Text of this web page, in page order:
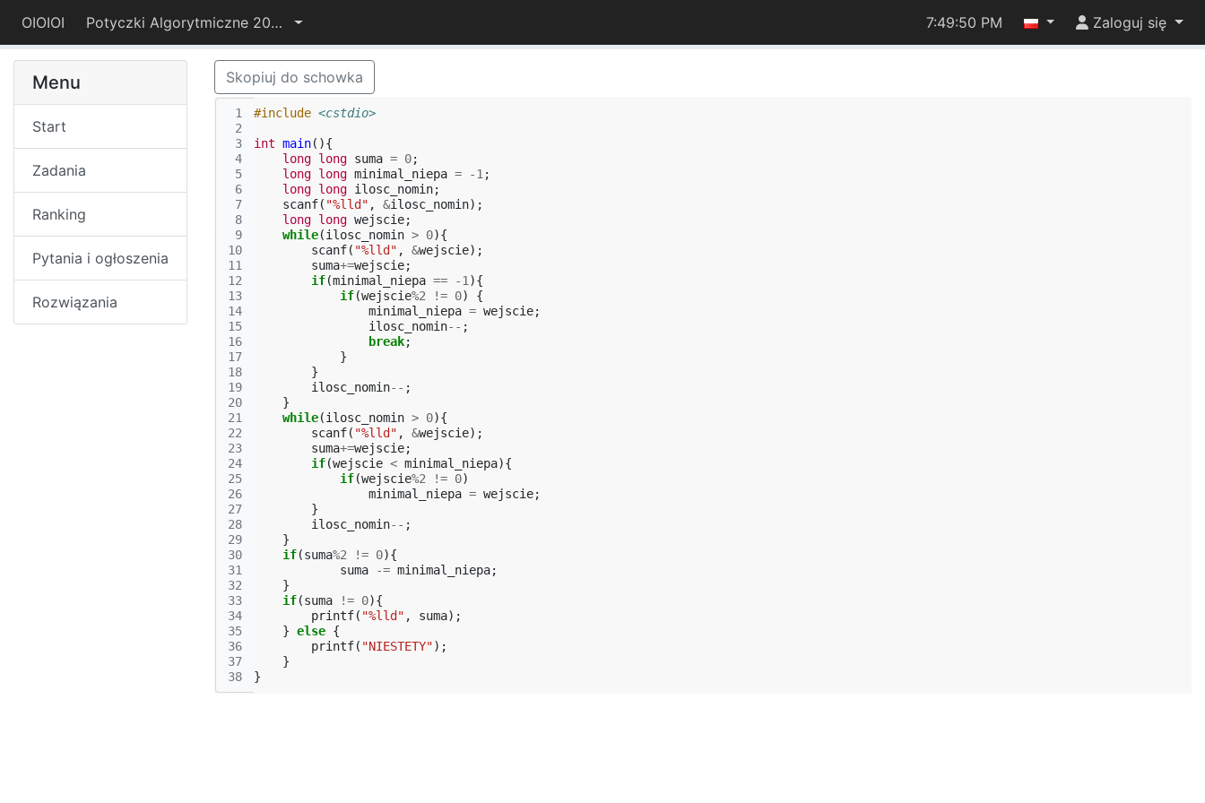
OIOIOI Potyczki Algorytmiczne 2015 7:49:50 PM Zaloguj się
Menu
Start
Zadania
Ranking
Pytania i ogłoszenia
Rozwiązania
Skopiuj do schowka
1
2
3
4
5
6
7
8
9
10
11
12
13
14
15
16
17
18
19
20
21
22
23
24
25
26
27
28
29
30
31
32
33
34
35
36
37
38
#include <cstdio>
int main(){
long long suma = 0;
long long minimal_niepa = -1 ;
long long ilosc_nomin;
scanf( "%lld" , &ilosc_nomin);
long long wejscie;
while(ilosc_nomin > 0){
scanf( "%lld" , &wejscie);
suma+=wejscie;
if(minimal_niepa == -1 ){
if(wejscie%2 != 0)
{
minimal_niepa = wejscie;
ilosc_nomin-- ;
break;
}
}
ilosc_nomin-- ;
}
while(ilosc_nomin > 0){
scanf( "%lld" , &wejscie);
suma+=wejscie;
if(wejscie < minimal_niepa){
if(wejscie%2 != 0)
minimal_niepa = wejscie;
}
ilosc_nomin-- ;
}
if(suma%2 != 0){
suma
-= minimal_niepa;
}
if(suma != 0){
printf( "%lld" , suma);
} else {
printf( "NIESTETY");
}
}